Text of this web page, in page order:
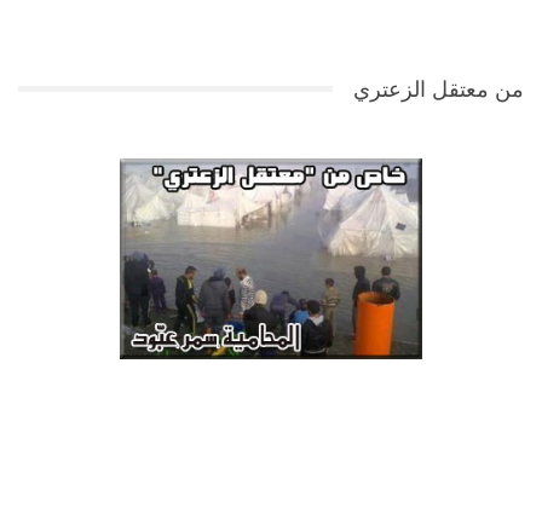
من معتقل الزعتري